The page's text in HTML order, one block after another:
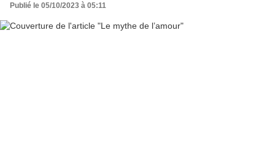
Publié le 05/10/2023 à 05:11